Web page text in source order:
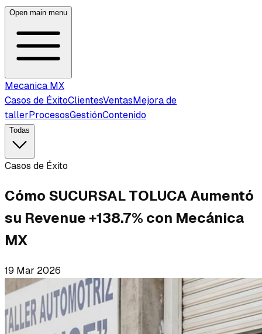
Open main menu
Mecanica MX
Casos de ÉxitoClientesVentasMejora de
tallerProcesosGestiónContenido
Todas
Casos de Éxito
Cómo SUCURSAL TOLUCA Aumentó
su Revenue +138.7% con Mecánica
MX
19 Mar 2026